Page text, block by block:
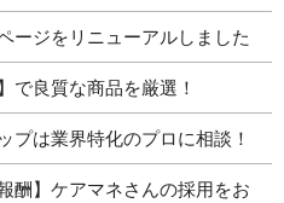
ージをリニューアルしました
で良質な商品を厳選！
プは業界特化のプロに相談！
酬】ケアマネさんの採用をお